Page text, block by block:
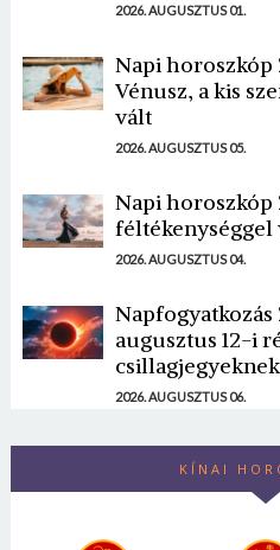
2026. AUGUSZTUS 01.
Napi horoszkóp
Vénusz, a kis
vált
2026. AUGUSZTUS 05.
Napi horoszkóp
féltékenységgel
2026. AUGUSZTUS 04.
Napfogyatkozás
augusztus 12-i
csillagjegyeknek
2026. AUGUSZTUS 06.
KÍNAI